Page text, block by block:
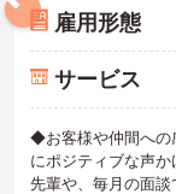
雇用形態
サービス
◆お客様や仲間への
にポジティブな声
先輩や、毎月の面談